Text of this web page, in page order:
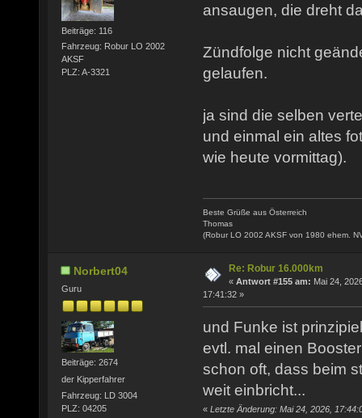
Beiträge: 116
Fahrzeug: Robur LO 2002
AKSF
PLZ: A-3321
ansaugen, die dreht
Zündfolge nicht
gelaufen.
ja sind die selben
und einmal ein altes
wie heute vormittag).
Beste Grüße aus Österreich
Thomas
(Robur LO 2002 AKSF von 1980 ehem.
Norbert04
Guru
Beiträge: 2674
der Kipperfahrer
Fahrzeug: LD 3004
PLZ: 04205
Re: Robur 16.000km
« Antwort #155 am: Mai 24,
17:41:32 »
und Funke ist
evtl. mal einen
schon oft, dass beim
weit einbricht...
« Letzte Änderung: Mai 24, 2026,